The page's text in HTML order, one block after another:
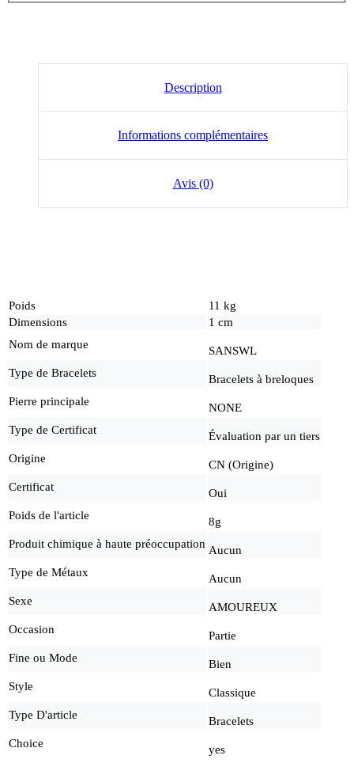
Description
Informations complémentaires
Avis (0)
Poids
11 kg
Dimensions
1 cm
Nom de marque
SANSWL
Type de Bracelets
Bracelets à breloques
Pierre principale
NONE
Type de Certificat
Évaluation par un tiers
Origine
CN (Origine)
Certificat
Oui
Poids de l'article
8g
Produit chimique à haute préoccupation Aucun
Type de Métaux
Aucun
Sexe
AMOUREUX
Occasion
Partie
Fine ou Mode
Bien
Style
Classique
Type D'article
Bracelets
Choice
yes